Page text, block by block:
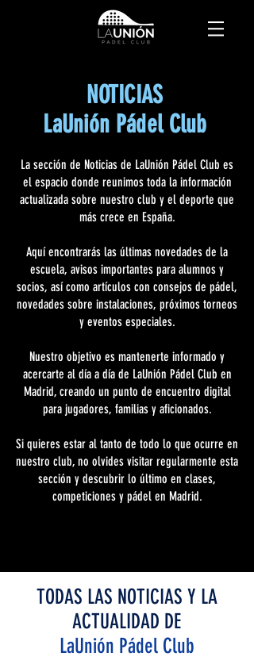
NOTICIAS
LaUnión Pádel Club
La sección de Noticias de LaUnión Pádel Club es
el espacio donde reunimos toda la información
actualizada sobre nuestro club y el deporte que
más crece en España.
Aquí encontrarás las últimas novedades de la
escuela, avisos importantes para alumnos y
socios, así como artículos con consejos de pádel,
novedades sobre instalaciones, próximos torneos
y eventos especiales.
Nuestro objetivo es mantenerte informado y
acercarte al día a día de LaUnión Pádel Club en
Madrid, creando un punto de encuentro digital
para jugadores, familias y aficionados.
Si quieres estar al tanto de todo lo que ocurre en
nuestro club, no olvides visitar regularmente esta
sección y descubrir lo último en clases,
competiciones y pádel en Madrid.
TODAS LAS NOTICIAS Y LA
ACTUALIDAD DE
LaUnión Pádel Club